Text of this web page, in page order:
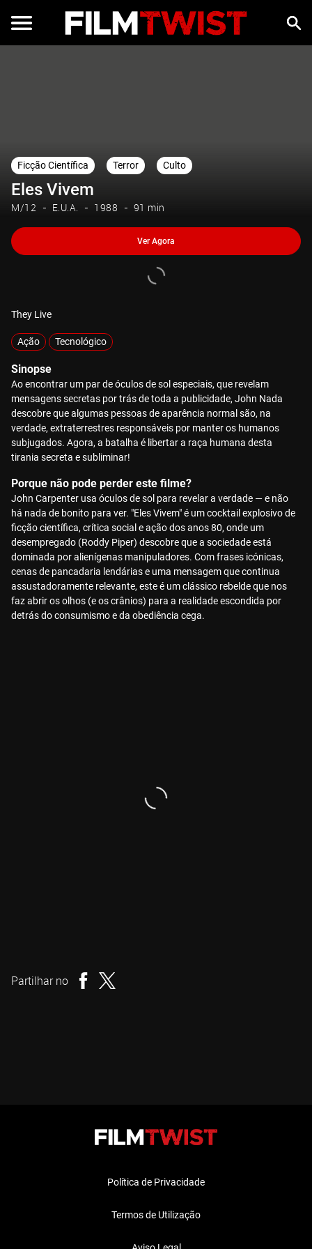
Ficção Científica Terror Culto
Eles Vivem
M/12 E.U.A. 1988 91 min
Ver Agora
They Live
Ação Tecnológico
Sinopse
Ao encontrar um par de óculos de sol especiais, que revelam
mensagens secretas por trás de toda a publicidade, John Nada
descobre que algumas pessoas de aparência normal são, na
verdade, extraterrestres responsáveis por manter os humanos
subjugados. Agora, a batalha é libertar a raça humana desta
tirania secreta e subliminar!
Porque não pode perder este filme?
John Carpenter usa óculos de sol para revelar a verdade — e não
há nada de bonito para ver. "Eles Vivem" é um cocktail explosivo de
ficção científica, crítica social e ação dos anos 80, onde um
desempregado (Roddy Piper) descobre que a sociedade está
dominada por alienígenas manipuladores. Com frases icónicas,
cenas de pancadaria lendárias e uma mensagem que continua
assustadoramente relevante, este é um clássico rebelde que nos
faz abrir os olhos (e os crânios) para a realidade escondida por
detrás do consumismo e da obediência cega.
Partilhar no
Política de Privacidade
Termos de Utilização